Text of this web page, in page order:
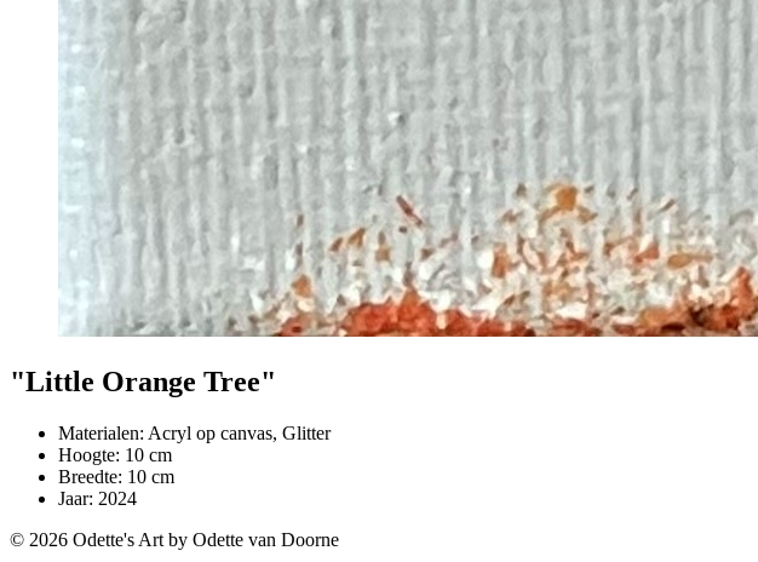
"Little Orange Tree"
Materialen: Acryl op canvas, Glitter
Hoogte: 10 cm
Breedte: 10 cm
Jaar: 2024
© 2026 Odette's Art by Odette van Doorne